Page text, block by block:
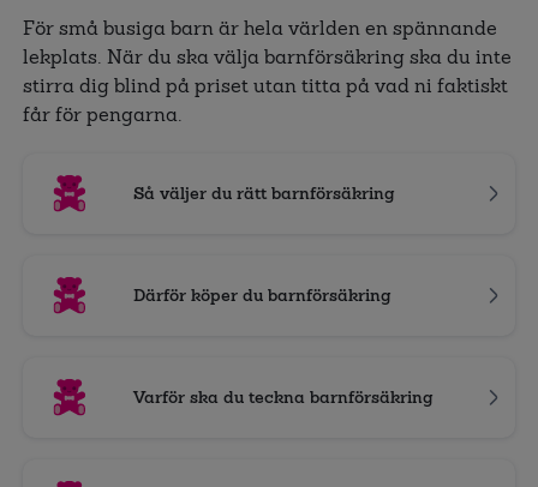
För små busiga barn är hela världen en spännande
lekplats. När du ska välja barnförsäkring ska du inte
stirra dig blind på priset utan titta på vad ni faktiskt
får för pengarna.
Så väljer du rätt barnförsäkring
Därför köper du barnförsäkring
Varför ska du teckna barnförsäkring